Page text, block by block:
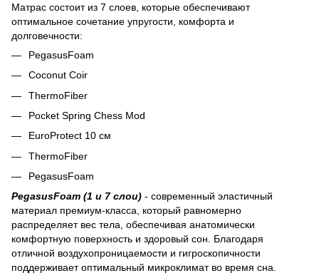
Матрас состоит из 7 слоев, которые обеспечивают
оптимальное сочетание упругости, комфорта и
долговечности:
PegasusFoam
Coconut Coir
ThermoFiber
Pocket Spring Сhess Mod
EuroProtect 10 см
ThermoFiber
PegasusFoam
PegasusFoam (1 и 7 слои) - современный эластичный
материал премиум-класса, который равномерно
распределяет вес тела, обеспечивая анатомически
комфортную поверхность и здоровый сон. Благодаря
отличной воздухопроницаемости и гигроскопичности
поддерживает оптимальный микроклимат во время сна.